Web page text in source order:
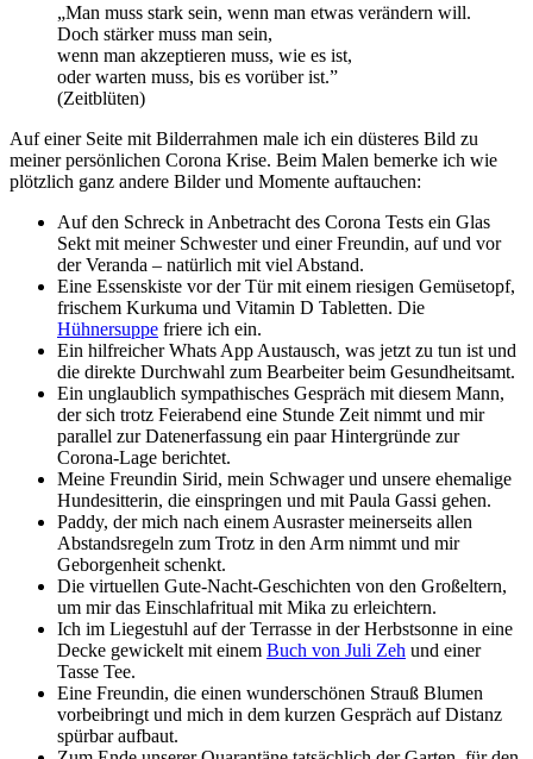
„Man muss stark sein, wenn man etwas verändern will.
Doch stärker muss man sein,
wenn man akzeptieren muss, wie es ist,
oder warten muss, bis es vorüber ist.”
(Zeitblüten)
Auf einer Seite mit Bilderrahmen male ich ein düsteres Bild zu
meiner persönlichen Corona Krise. Beim Malen bemerke ich wie
plötzlich ganz andere Bilder und Momente auftauchen:
Auf den Schreck in Anbetracht des Corona Tests ein Glas
Sekt mit meiner Schwester und einer Freundin, auf und vor
der Veranda – natürlich mit viel Abstand.
Eine Essenskiste vor der Tür mit einem riesigen Gemüsetopf,
frischem Kurkuma und Vitamin D Tabletten. Die
Hühnersuppe friere ich ein.
Ein hilfreicher Whats App Austausch, was jetzt zu tun ist und
die direkte Durchwahl zum Bearbeiter beim Gesundheitsamt.
Ein unglaublich sympathisches Gespräch mit diesem Mann,
der sich trotz Feierabend eine Stunde Zeit nimmt und mir
parallel zur Datenerfassung ein paar Hintergründe zur
Corona-Lage berichtet.
Meine Freundin Sirid, mein Schwager und unsere ehemalige
Hundesitterin, die einspringen und mit Paula Gassi gehen.
Paddy, der mich nach einem Ausraster meinerseits allen
Abstandsregeln zum Trotz in den Arm nimmt und mir
Geborgenheit schenkt.
Die virtuellen Gute-Nacht-Geschichten von den Großeltern,
um mir das Einschlafritual mit Mika zu erleichtern.
Ich im Liegestuhl auf der Terrasse in der Herbstsonne in eine
Decke gewickelt mit einem Buch von Juli Zeh und einer
Tasse Tee.
Eine Freundin, die einen wunderschönen Strauß Blumen
vorbeibringt und mich in dem kurzen Gespräch auf Distanz
spürbar aufbaut.